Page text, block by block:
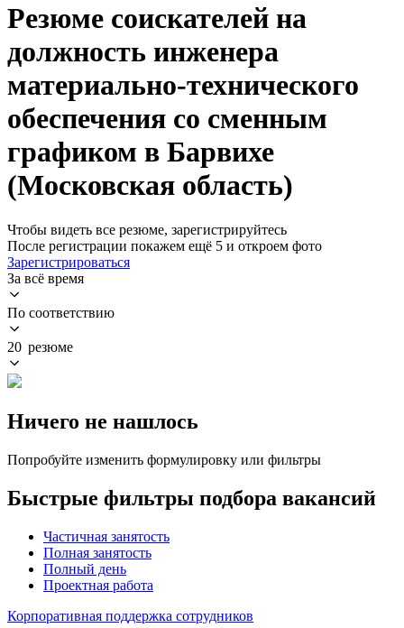
Резюме соискателей на
должность инженера
материально-технического
обеспечения со сменным
графиком в Барвихе
(Московская область)
Чтобы видеть все резюме, зарегистрируйтесь
После регистрации покажем ещё 5 и откроем фото
Зарегистрироваться
За всё время
По соответствию
20 резюме
Ничего не нашлось
Попробуйте изменить формулировку или фильтры
Быстрые фильтры подбора вакансий
Частичная занятость
Полная занятость
Полный день
Проектная работа
Корпоративная поддержка сотрудников